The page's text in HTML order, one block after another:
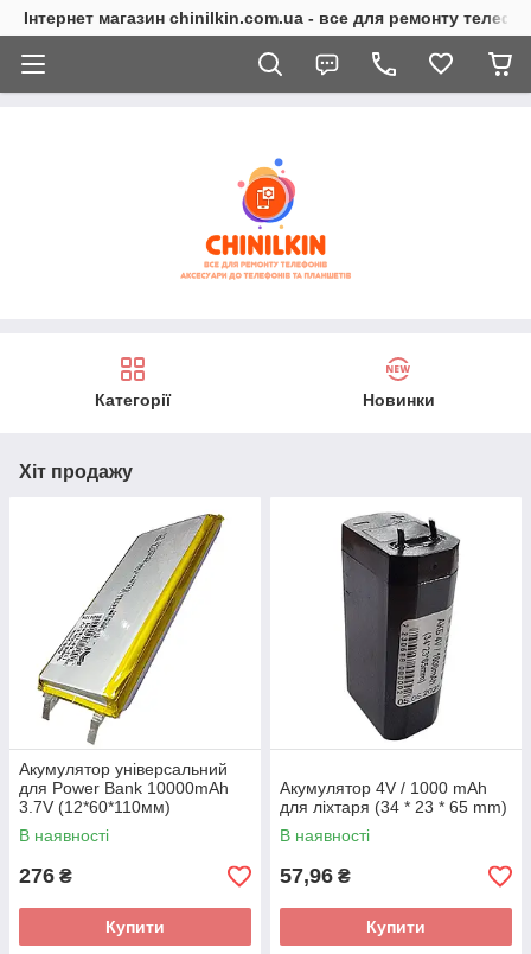
Інтернет магазин chinilkin.com.ua - все для ремонту
Категорії Новинки
Хіт продажу
Акумулятор універсальний
для Power Bank 10000mAh
3.7V (12*60*110мм)
В наявності
276 ₴
Купити
Акумулятор 4V / 1000 mAh
для ліхтаря (34 * 23 * 65 mm)
В наявності
57,96 ₴
Купити